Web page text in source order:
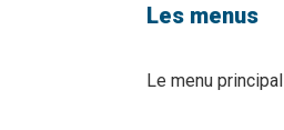
Les menus
Le menu